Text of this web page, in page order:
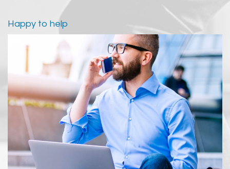
Happy to help